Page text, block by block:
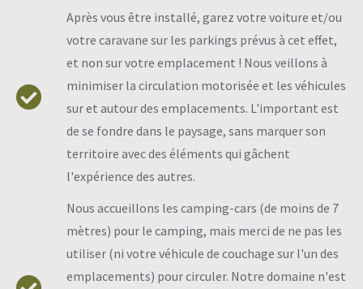
Après vous être installé, garez votre voiture et/ou
votre caravane sur les parkings prévus à cet effet,
et non sur votre emplacement ! Nous veillons à
minimiser la circulation motorisée et les véhicules
sur et autour des emplacements. L'important est
de se fondre dans le paysage, sans marquer son
territoire avec des éléments qui gâchent
l'expérience des autres.
Nous accueillons les camping-cars (de moins de 7
mètres) pour le camping, mais merci de ne pas les
utiliser (ni votre véhicule de couchage sur l'un des
emplacements) pour circuler. Notre domaine n'est